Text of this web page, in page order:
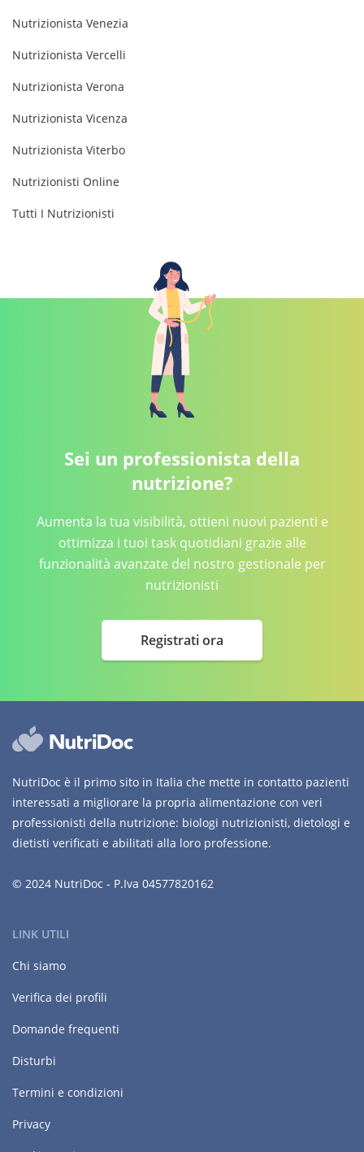
Nutrizionista Venezia
Nutrizionista Vercelli
Nutrizionista Verona
Nutrizionista Vicenza
Nutrizionista Viterbo
Nutrizionisti Online
Tutti I Nutrizionisti
Sei un professionista della
nutrizione?
Aumenta la tua visibilità, ottieni nuovi pazienti e
ottimizza i tuoi task quotidiani grazie alle
funzionalità avanzate del nostro gestionale per
nutrizionisti
Registrati ora
NutriDoc è il primo sito in Italia che mette in contatto pazienti
interessati a migliorare la propria alimentazione con veri
professionisti della nutrizione: biologi nutrizionisti, dietologi e
dietisti verificati e abilitati alla loro professione.
© 2024 NutriDoc - P.Iva 04577820162
LINK UTILI
Chi siamo
Verifica dei profili
Domande frequenti
Disturbi
Termini e condizioni
Privacy